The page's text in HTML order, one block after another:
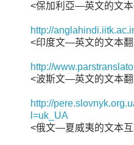
<保加利亞—英文的文
http://
<印度文—英文的文本
http://
<波斯文—英文的文本
http://
l=uk_UA
<俄文—夏威夷的文本